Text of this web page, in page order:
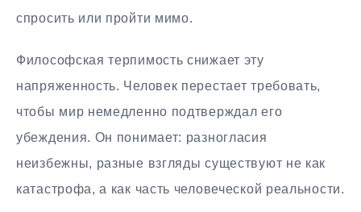
спросить или пройти мимо.
Философская терпимость снижает эту
напряженность. Человек перестает требовать,
чтобы мир немедленно подтверждал его
убеждения. Он понимает: разногласия
неизбежны, разные взгляды существуют не как
катастрофа, а как часть человеческой реальности.